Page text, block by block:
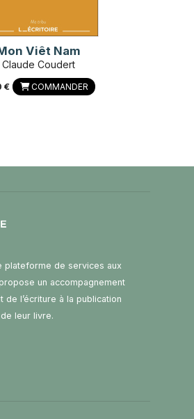
Viêt Nam
Claude Coudert
€ COMMANDER
plateforme de services aux
un accompagnement
de l’écriture à la publication
leur livre.